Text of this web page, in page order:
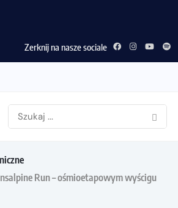
Zerknij na nasze sociale
Run – ośmioetapowym wyścigu